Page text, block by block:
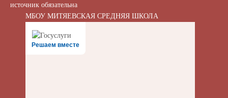
источник обязательна
МБОУ МИТЯЕВСКАЯ СРЕДНЯЯ ШКОЛА
Решаем вместе